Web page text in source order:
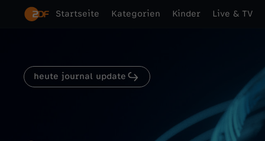
Startseite Kategorien Kinder Live & TV
heute journal update